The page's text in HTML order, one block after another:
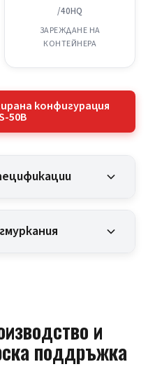
/40HQ
ЗАРЕЖДАНЕ НА
КОНТЕЙНЕРА
конфигурация
50B
и
поддръжка